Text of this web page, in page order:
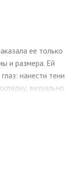
ее только
и размера. Ей
нанести тени
визуально
теперь